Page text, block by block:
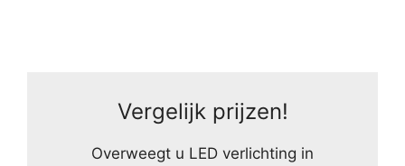
Vergelijk prijzen!
Overweegt u LED verlichting in